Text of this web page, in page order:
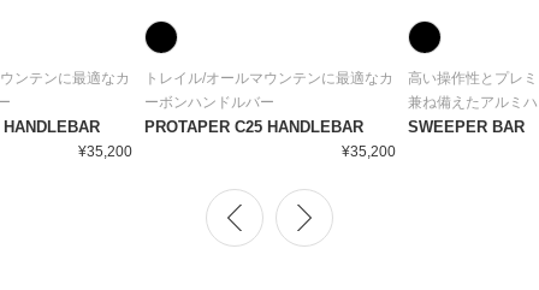
ンテンに最適なカ
¥35,200
トレイル/オールマウンテンに最適なカ
ーボンハンドルバー
PROTAPER C25 HANDLEBAR
¥35,200
高い操作性とプレ
兼ね備えたアルミ
SWEEPER BAR